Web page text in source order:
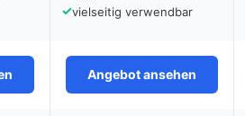
✓vielseitig verwendbar
Angebot ansehen